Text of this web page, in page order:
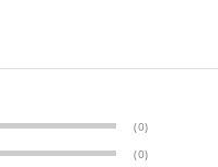
(0)
(0)